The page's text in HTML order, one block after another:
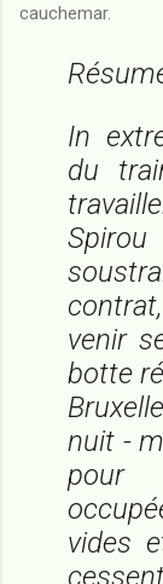
cauchemar.
In
du
venir
botte
nuit -
pour
vides